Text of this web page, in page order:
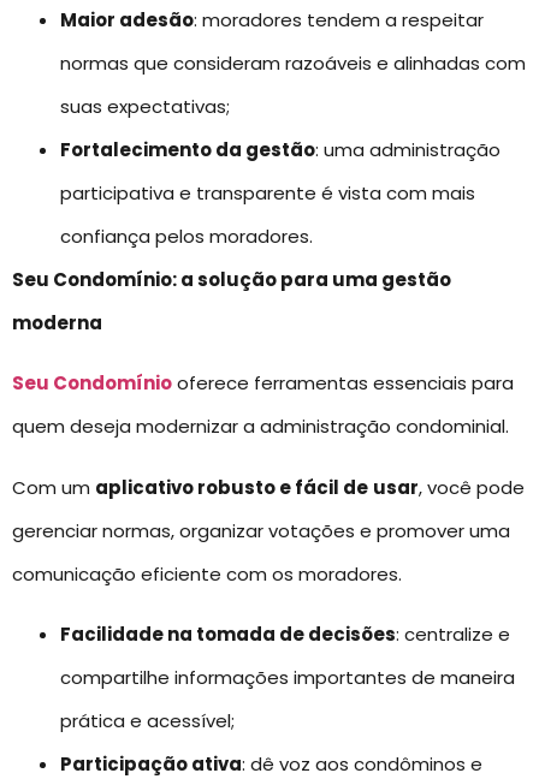
Maior adesão: moradores tendem a respeitar
normas que consideram razoáveis e alinhadas com
suas expectativas;
Fortalecimento da gestão: uma administração
participativa e transparente é vista com mais
confiança pelos moradores.
Seu Condomínio: a solução para uma gestão
moderna
Seu Condomíniooferece ferramentas essenciais para
quem deseja modernizar a administração condominial.
Com um aplicativo robusto e fácil de usar, você pode
gerenciar normas, organizar votações e promover uma
comunicação eficiente com os moradores.
Facilidade na tomada de decisões: centralize e
compartilhe informações importantes de maneira
prática e acessível;
Participação ativa: dê voz aos condôminos e